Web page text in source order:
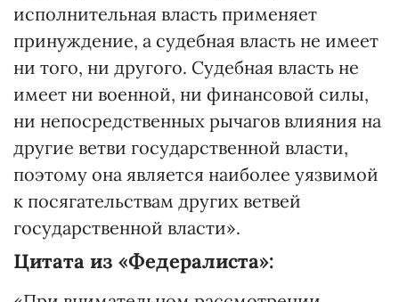
исполнительная власть применяет
принуждение, а судебная власть не имеет
ни того, ни другого. Судебная власть не
имеет ни военной, ни финансовой силы,
ни непосредственных рычагов влияния на
другие ветви государственной власти,
поэтому она является наиболее уязвимой
к посягательствам других ветвей
государственной власти».
Цитата из «Федералиста»: